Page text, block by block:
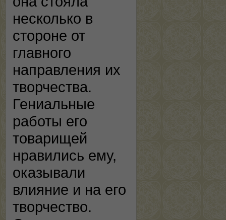
несколько в
стороне от
главного
направления их
творчества.
Гениальные
работы его
товарищей
нравились ему,
оказывали
влияние и на его
творчество.